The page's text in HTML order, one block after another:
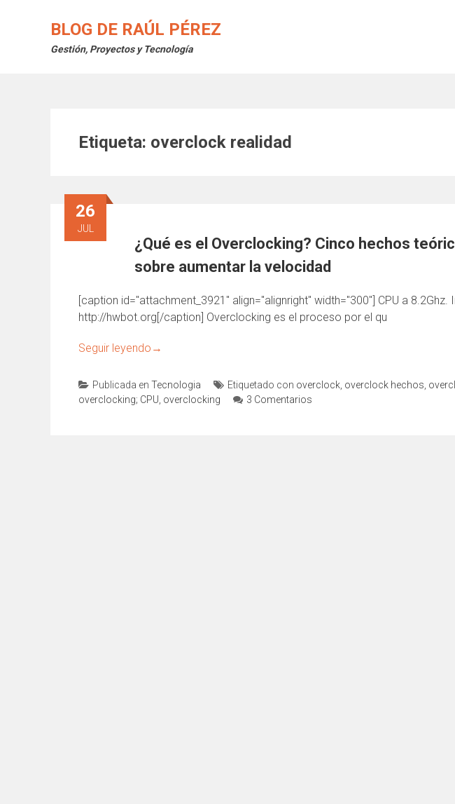
BLOG DE RAÚL PÉREZ
Gestión, Proyectos y Tecnología
Etiqueta: overclock realidad
26
JUL
¿Qué es el Overclocking? Cinco hechos
sobre aumentar la velocidad
[caption id="attachment_3921" align="alignright" width="300"] CPU a 8.2Ghz.
http://hwbot.org[/caption] Overclocking es el proceso por el qu
Seguir leyendo →
Publicada en Tecnologia Etiquetado con overclock overclock hechos
overclocking; CPU overclocking 3 Comentarios